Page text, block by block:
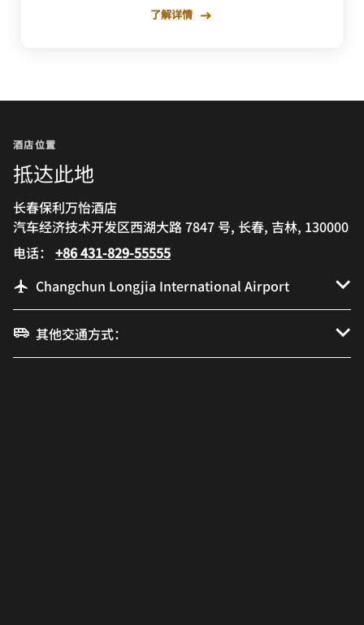
了解详情
酒店位置
抵达此地
长春保利万怡酒店
汽车经济技术开发区西湖大路 7847 号, 长春, 吉林, 130000
电话： +86 431-829-55555
Changchun Longjia International Airport
其他交通方式：